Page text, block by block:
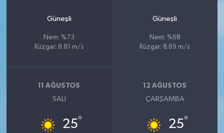
Güneşli
Nem: %73
Rüzgar: 8.81 m/s
Güneşli
Nem: %68
Rüzgar: 8.69 m/s
11 AĞUSTOS
SALI
25°
12 AĞUSTOS
ÇARŞAMBA
25°